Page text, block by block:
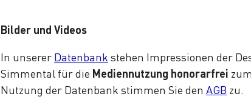
Bilder und Videos
In unserer Datenbank stehen Impressionen der
Simmental für die Mediennutzung honorarfrei
Nutzung der Datenbank stimmen Sie den AGB zu.